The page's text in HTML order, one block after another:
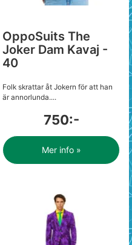
OppoSuits The
Joker Dam Kavaj -
40
Folk skrattar åt Jokern för att han
är annorlunda....
750:-
Mer info »